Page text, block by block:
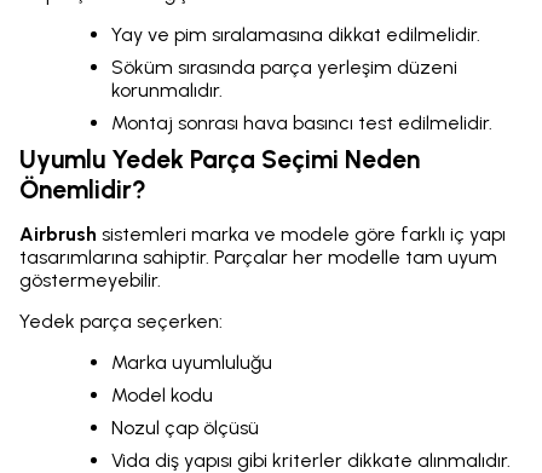
Yay ve pim sıralamasına dikkat edilmelidir.
Söküm sırasında parça yerleşim düzeni
korunmalıdır.
Montaj sonrası hava basıncı test edilmelidir.
Uyumlu Yedek Parça Seçimi Neden
Önemlidir?
Airbrush sistemleri marka ve modele göre farklı iç yapı
tasarımlarına sahiptir. Parçalar her modelle tam uyum
göstermeyebilir.
Yedek parça seçerken:
Marka uyumluluğu
Model kodu
Nozul çap ölçüsü
Vida diş yapısı gibi kriterler dikkate alınmalıdır.